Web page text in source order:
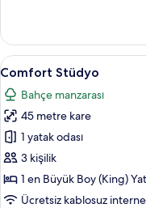
Ayrı
Yataklı
Oda
hakkında
daha
fazla
detay
Comfort
Stüdyo
için
tüm
fotoğrafları
görün
38
Comfort Stüdyo
Bahçe manzarası
45 metre kare
1 yatak odası
3 kişilik
1 en Büyük Boy (King)
Ücretsiz kablosuz